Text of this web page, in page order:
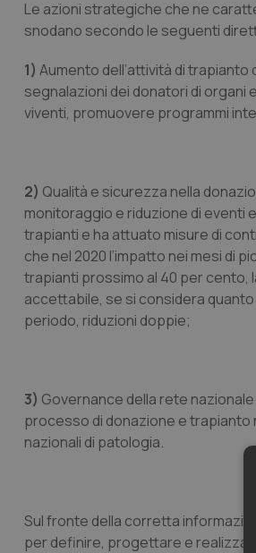
Le azioni strategiche che ne
snodano secondo le seguenti
1) Aumento dell’attività di
segnalazioni dei donatori di
viventi, promuovere programmi
2) Qualità e sicurezza nella
monitoraggio e riduzione di eventi
trapianti e ha attuato misure di
che nel 2020 l’impatto nei mesi di
trapianti prossimo al 40 per cento,
accettabile, se si considera
periodo, riduzioni doppie;
3) Governance della rete
processo di donazione e
nazionali di patologia.
Sul fronte della corretta
per definire, progettare e